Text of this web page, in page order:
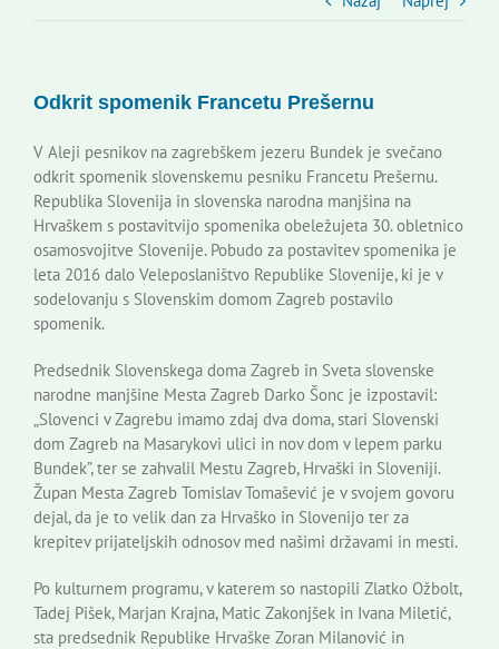
Kontakti
Novi odmev – naše glasilo
Založništvo
Koristne informacije
Odkrit spomenik Francetu Prešernu
V Aleji pesnikov na zagrebškem jezeru Bundek je svečano
odkrit spomenik slovenskemu pesniku Francetu Prešernu.
Republika Slovenija in slovenska narodna manjšina na
Hrvaškem s postavitvijo spomenika obeležujeta 30. obletnico
osamosvojitve Slovenije. Pobudo za postavitev spomenika je
leta 2016 dalo Veleposlaništvo Republike Slovenije, ki je v
sodelovanju s Slovenskim domom Zagreb postavilo
spomenik.
Predsednik Slovenskega doma Zagreb in Sveta slovenske
narodne manjšine Mesta Zagreb Darko Šonc je izpostavil:
„Slovenci v Zagrebu imamo zdaj dva doma, stari Slovenski
dom Zagreb na Masarykovi ulici in nov dom v lepem parku
Bundek”, ter se zahvalil Mestu Zagreb, Hrvaški in Sloveniji.
Župan Mesta Zagreb Tomislav Tomašević je v svojem govoru
dejal, da je to velik dan za Hrvaško in Slovenijo ter za
krepitev prijateljskih odnosov med našimi državami in mesti.
Po kulturnem programu, v katerem so nastopili Zlatko Ožbolt,
Tadej Pišek, Marjan Krajna, Matic Zakonjšek in Ivana Miletić,
sta predsednik Republike Hrvaške Zoran Milanović in